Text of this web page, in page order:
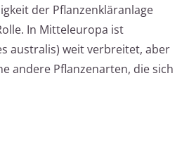
der Pflanzenkläranlage
In Mitteleuropa ist
australis) weit verbreitet, aber
andere Pflanzenarten, die sich